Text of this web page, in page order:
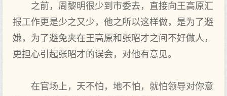
之前，周黎明很少到市委去，直接向王高原汇
报工作更是少之又少，他之所以这样做，是为了避
嫌，为了避免夹在王高原和张昭才之间不好做人，
更担心引起张昭才的误会，对他有意见。
在官场上，天不怕，地不怕，就怕领导对你意